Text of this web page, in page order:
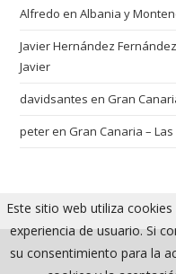
Alfredo enAlbania y
Javier Hernández Fernández
Javier
davidsantes enGran
peterenGran Canaria –
Este sitio web utiliza
experiencia de usuario. Si
su consentimiento para la